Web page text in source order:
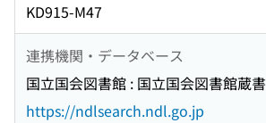
KD915-M47
連携機関・データベース
国立国会図書館 : 国立国会図書館蔵書
https://ndlsearch.ndl.go.jp